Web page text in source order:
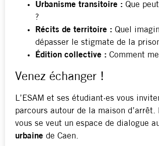
Urbanisme transitoire : Que
?
Récits de territoire : Quel
dépasser le stigmate de la
Édition collective : Comment
Venez échanger !
L’ESAM et ses étudiant·es vous
parcours autour de la maison
vous se veut un espace de dialogue
urbaine de Caen.